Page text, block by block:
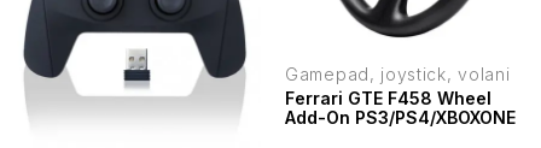
Gamepad, joystick, volani
Ferrari GTE F458 Wheel
Add-On PS3/PS4/XBOXONE